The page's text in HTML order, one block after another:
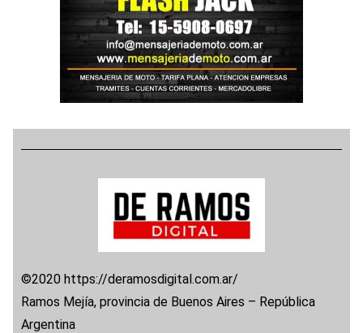
©2020 https://deramosdigital.com.ar/
Ramos Mejía, provincia de Buenos Aires – República
Argentina